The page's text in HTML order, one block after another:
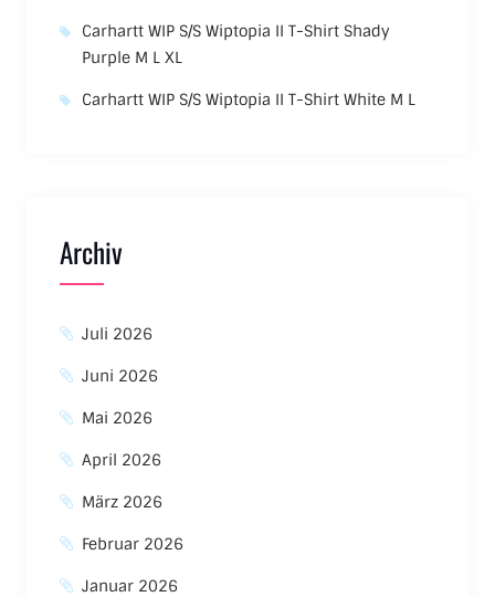
Carhartt WIP S/S Wiptopia II T-Shirt Shady
Purple M L XL
Carhartt WIP S/S Wiptopia II T-Shirt White M L
Archiv
Juli 2026
Juni 2026
Mai 2026
April 2026
März 2026
Februar 2026
Januar 2026